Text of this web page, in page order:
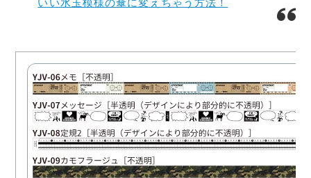
いい水玉模様の傘に変えちゃう方法！